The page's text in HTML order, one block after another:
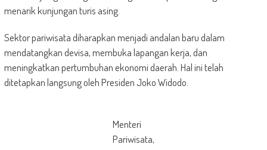
menarik kunjungan turis asing.
Sektor pariwisata diharapkan menjadi andalan baru dalam
mendatangkan devisa, membuka lapangan kerja, dan
meningkatkan pertumbuhan ekonomi daerah. Hal ini telah
ditetapkan langsung oleh Presiden Joko Widodo.
Menteri
Pariwisata,